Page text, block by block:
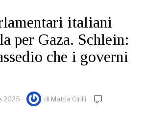
italiani
per Gaza. Schlein:
che i governi
2025 di Mattia Cirilli